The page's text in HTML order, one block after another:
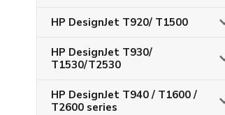
HP DesignJet T920/ T1500
HP DesignJet T930/
T1530/T2530
HP DesignJet T940 / T1600 /
T2600 series